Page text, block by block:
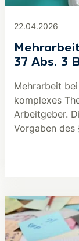
22.04.2026
37 Abs. 3
Mehrarbeit
komplexes
Arbeitgeber.
Vorgaben des